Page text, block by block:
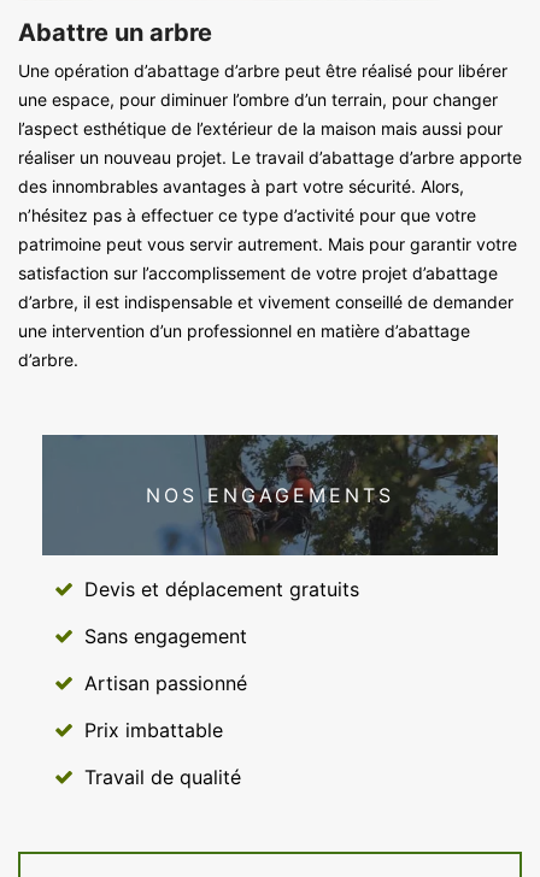
Abattre un arbre
Une opération d’abattage d’arbre peut être réalisé pour libérer
une espace, pour diminuer l’ombre d’un terrain, pour changer
l’aspect esthétique de l’extérieur de la maison mais aussi pour
réaliser un nouveau projet. Le travail d’abattage d’arbre apporte
des innombrables avantages à part votre sécurité. Alors,
n’hésitez pas à effectuer ce type d’activité pour que votre
patrimoine peut vous servir autrement. Mais pour garantir votre
satisfaction sur l’accomplissement de votre projet d’abattage
d’arbre, il est indispensable et vivement conseillé de demander
une intervention d’un professionnel en matière d’abattage
d’arbre.
NOS ENGAGEMENTS
Devis et déplacement gratuits
Sans engagement
Artisan passionné
Prix imbattable
Travail de qualité